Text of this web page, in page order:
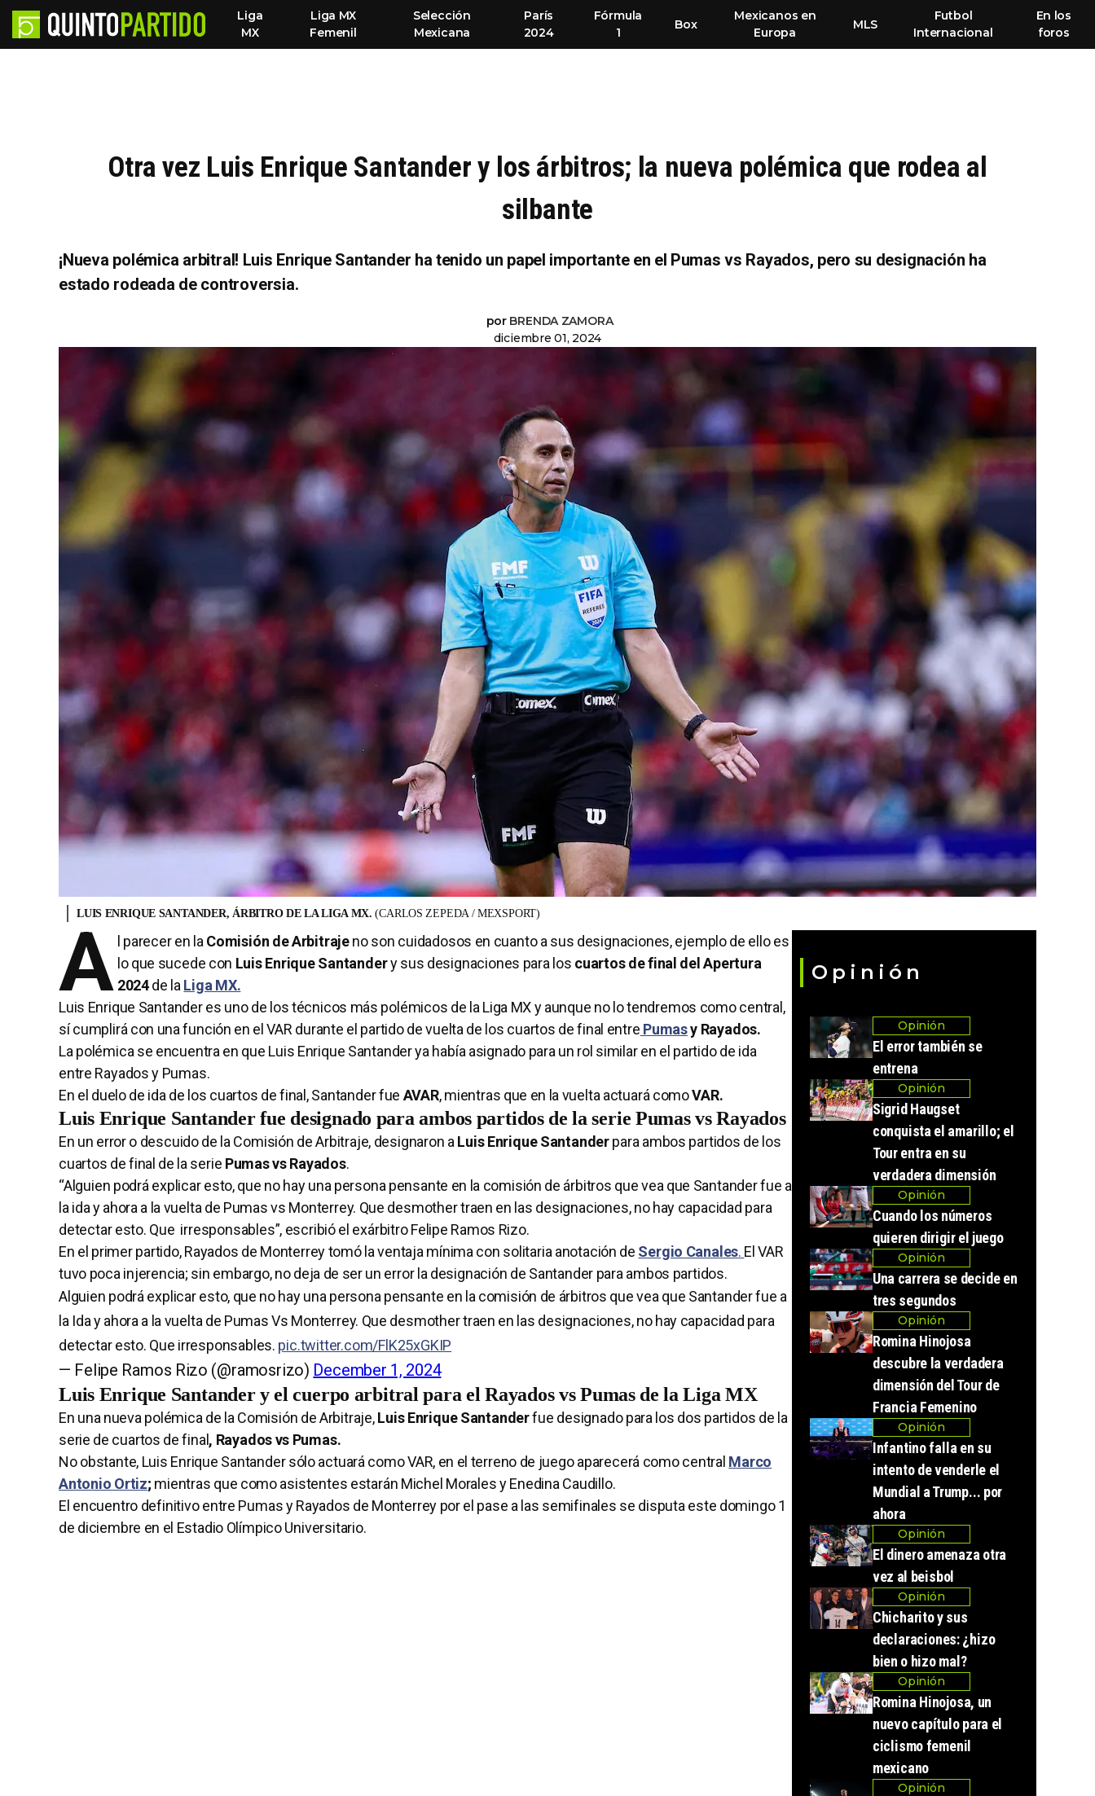
Liga
MX
Liga MX
Femenil
Selección
Mexicana
París
2024
Fórmula
1
Box
Mexicanos en
Europa
MLS
Futbol
Internacional
En los
foros
Otra vez Luis Enrique Santander y los árbitros; la nueva polémica que rodea al
silbante
¡Nueva polémica arbitral! Luis Enrique Santander ha tenido un papel importante en el Pumas vs Rayados, pero su designación ha
estado rodeada de controversia.
por BRENDA ZAMORA
diciembre 01, 2024
LUIS ENRIQUE SANTANDER, ÁRBITRO DE LA LIGA MX.(CARLOS ZEPEDA / MEXSPORT)
A l parecer en la Comisión de Arbitrajeno son cuidadosos en cuanto a sus designaciones, ejemplo de ello es
lo que sucede con Luis Enrique Santandery sus designaciones para los cuartos de final del Apertura
2024de la Liga MX.
Luis Enrique Santander es uno de los técnicos más polémicos de la Liga MX y aunque no lo tendremos como central,
sí cumplirá con una función en el VAR durante el partido de vuelta de los cuartos de final entre Pumasy Rayados.
La polémica se encuentra en que Luis Enrique Santander ya había asignado para un rol similar en el partido de ida
entre Rayados y Pumas.
En el duelo de ida de los cuartos de final, Santander fue AVAR, mientras que en la vuelta actuará comoVAR.
Luis Enrique Santander fue designado para ambos partidos de la serie Pumas vs Rayados
En un error o descuido de la Comisión de Arbitraje, designaron a Luis Enrique Santanderpara ambos partidos de los
cuartos de final de la serie Pumas vs Rayados.
“Alguien podrá explicar esto, que no hay una persona pensante en la comisión de árbitros que vea que Santander fue a
la ida y ahora a la vuelta de Pumas vs Monterrey. Que desmother traen en las designaciones, no hay capacidad para
detectar esto. Que irresponsables”, escribió el exárbitro Felipe Ramos Rizo.
En el primer partido, Rayados de Monterrey tomó la ventaja mínima con solitaria anotación de Sergio Canales. El VAR
tuvo poca injerencia; sin embargo, no deja de ser un error la designación de Santander para ambos partidos.
Alguien podrá explicar esto, que no hay una persona pensante en la comisión de árbitros que vea que Santander fue a
la Ida y ahora a la vuelta de Pumas Vs Monterrey. Que desmother traen en las designaciones, no hay capacidad para
detectar esto. Que irresponsables. pic.twitter.com/FlK25xGKIP
— Felipe Ramos Rizo (@ramosrizo) December 1, 2024
Luis Enrique Santander y el cuerpo arbitral para el Rayados vs Pumas de la Liga MX
En una nueva polémica de la Comisión de Arbitraje,Luis Enrique Santanderfue designado para los dos partidos de la
serie de cuartos de final , Rayados vs Pumas.
No obstante, Luis Enrique Santander sólo actuará como VAR, en el terreno de juego aparecerá como central Marco
Antonio Ortiz; mientras que como asistentes estarán Michel Morales y Enedina Caudillo.
El encuentro definitivo entre Pumas y Rayados de Monterrey por el pase a las semifinales se disputa este domingo 1
de diciembre en el Estadio Olímpico Universitario.
Opinión
Opinión
El error también se
entrena
Opinión
Sigrid Haugset
conquista el amarillo; el
Tour entra en su
verdadera dimensión
Opinión
Cuando los números
quieren dirigir el juego
Opinión
Una carrera se decide en
tres segundos
Opinión
Romina Hinojosa
descubre la verdadera
dimensión del Tour de
Francia Femenino
Opinión
Infantino falla en su
intento de venderle el
Mundial a Trump... por
ahora
Opinión
El dinero amenaza otra
vez al beisbol
Opinión
Chicharito y sus
declaraciones: ¿hizo
bien o hizo mal?
Opinión
Romina Hinojosa, un
nuevo capítulo para el
ciclismo femenil
mexicano
Opinión